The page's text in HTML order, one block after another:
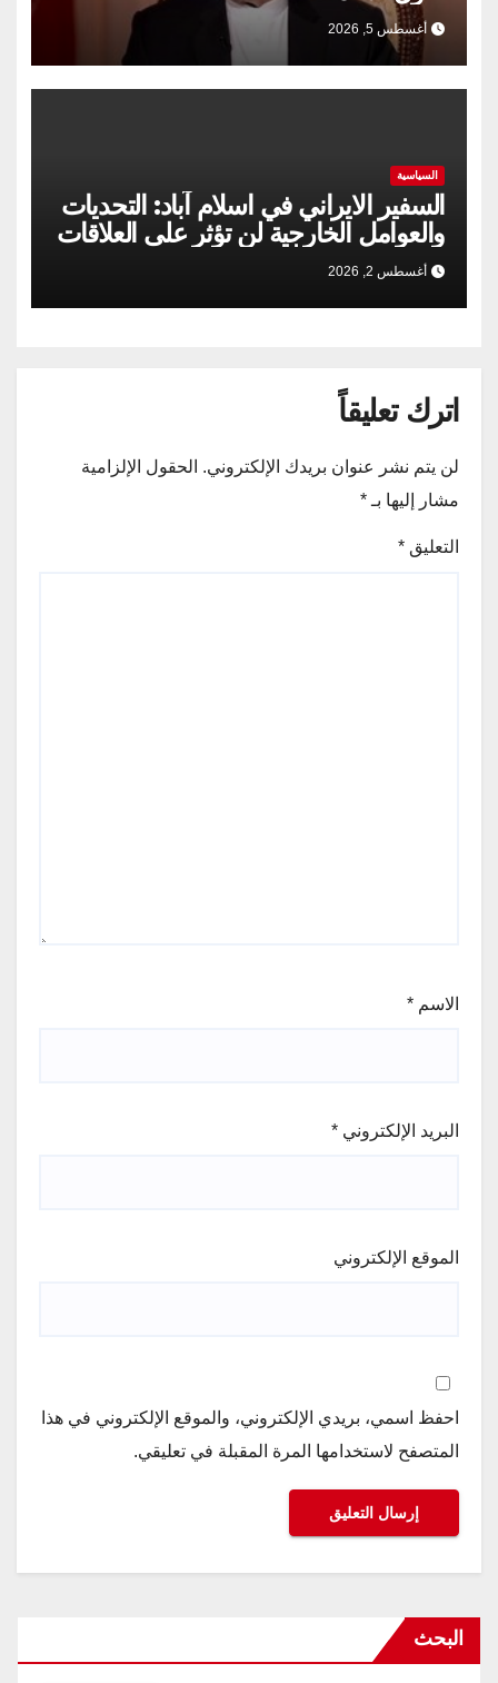
أغسطس 5, 2026
السياسية
السفير الايراني في اسلام آباد: التحديات
والعوامل الخارجية لن تؤثر على العلاقات
الإيرانية الباكستانية
أغسطس 2, 2026
اترك تعليقاً
لن يتم نشر عنوان بريدك الإلكتروني. الحقول الإلزامية
مشار إليها بـ *
التعليق *
الاسم *
البريد الإلكتروني *
الموقع الإلكتروني
احفظ اسمي، بريدي الإلكتروني، والموقع الإلكتروني في هذا
المتصفح لاستخدامها المرة المقبلة في تعليقي.
البحث